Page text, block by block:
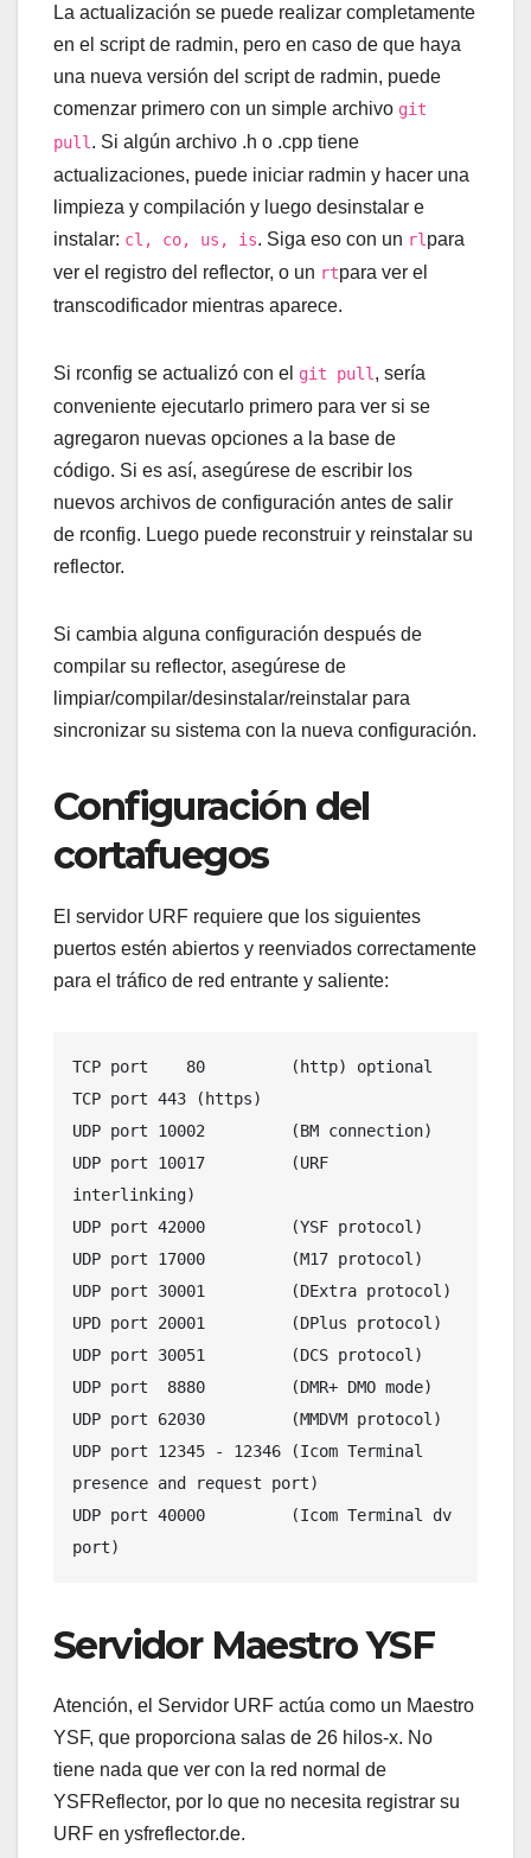
La actualización se puede realizar completamente
en el script de radmin, pero en caso de que haya
una nueva versión del script de radmin, puede
comenzar primero con un simple archivo git
pull . Si algún archivo .h o .cpp tiene
actualizaciones, puede iniciar radmin y hacer una
limpieza y compilación y luego desinstalar e
instalar: cl, co, us, is. Siga eso con un rl para
ver el registro del reflector, o un rtpara ver el
transcodificador mientras aparece.
Si rconfig se actualizó con el git pull , sería
conveniente ejecutarlo primero para ver si se
agregaron nuevas opciones a la base de
código. Si es así, asegúrese de escribir los
nuevos archivos de configuración antes de salir
de rconfig. Luego puede reconstruir y reinstalar su
reflector.
Si cambia alguna configuración después de
compilar su reflector, asegúrese de
limpiar/compilar/desinstalar/reinstalar para
sincronizar su sistema con la nueva configuración.
Configuración del
cortafuegos
El servidor URF requiere que los siguientes
puertos estén abiertos y reenviados correctamente
para el tráfico de red entrante y saliente:
TCP port    80         (http) optional
TCP port 443 (https)
UDP port 10002         (BM connection)
UDP port 10017         (URF
interlinking)
UDP port 42000         (YSF protocol)
UDP port 17000         (M17 protocol)
UDP port 30001         (DExtra protocol)
UPD port 20001         (DPlus protocol)
UDP port 30051         (DCS protocol)
UDP port  8880         (DMR+ DMO mode)
UDP port 62030         (MMDVM protocol)
UDP port 12345 - 12346 (Icom Terminal
presence and request port)
UDP port 40000         (Icom Terminal dv
Servidor Maestro YSF
Atención, el Servidor URF actúa como un Maestro
YSF, que proporciona salas de 26 hilos-x. No
tiene nada que ver con la red normal de
YSFReflector, por lo que no necesita registrar su
URF en ysfreflector.de.